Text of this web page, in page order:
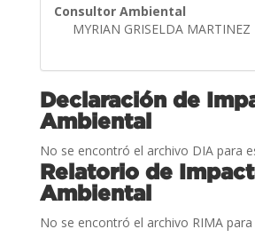
Consultor Ambiental
MYRIAN GRISELDA MARTINEZ
Declaración de
Ambiental
No se encontró el archivo DIA para
Relatorio de
Ambiental
No se encontró el archivo RIMA